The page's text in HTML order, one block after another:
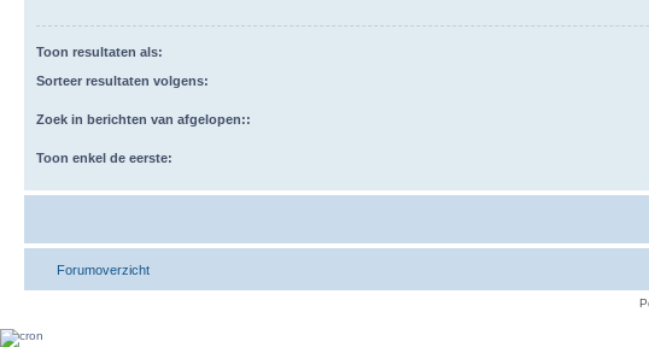
Toon resultaten als:
Sorteer resultaten volgens:
Zoek in berichten van afgelopen::
Toon enkel de eerste:
Forumoverzicht